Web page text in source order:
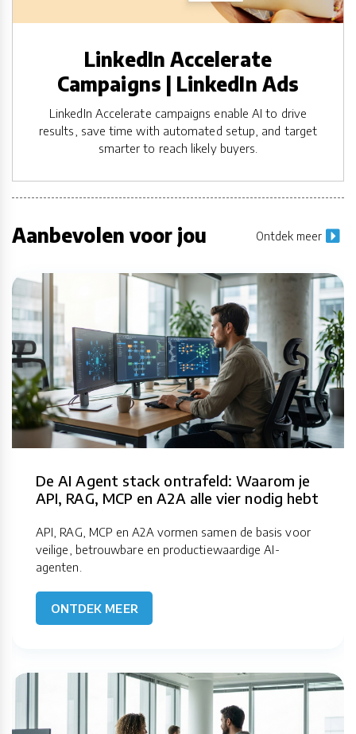
LinkedIn Accelerate
Campaigns | LinkedIn Ads
LinkedIn Accelerate campaigns enable AI to drive
results, save time with automated setup, and target
smarter to reach likely buyers.
Aanbevolen voor jou Ontdek meer
De AI Agent stack ontrafeld: Waarom je
API, RAG, MCP en A2A alle vier nodig hebt
API, RAG, MCP en A2A vormen samen de basis voor
veilige, betrouwbare en productiewaardige AI-
agenten.
ONTDEK MEER